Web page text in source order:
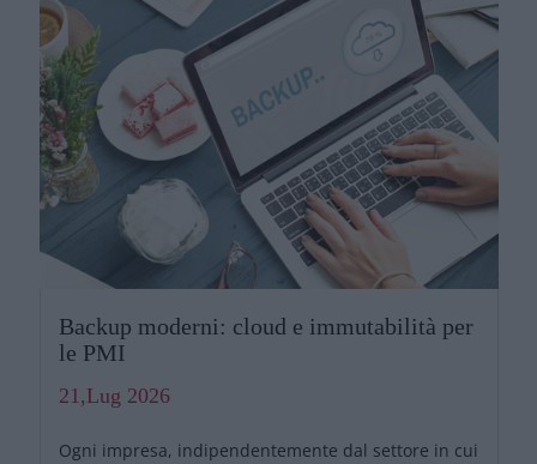
Backup moderni: cloud e immutabilità per
le PMI
21,Lug 2026
Ogni impresa, indipendentemente dal settore in cui